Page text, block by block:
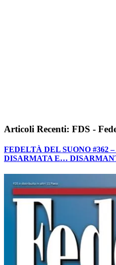
Articoli Recenti: FDS -
FEDELTÀ DEL SUONO #362
DISARMATA E…